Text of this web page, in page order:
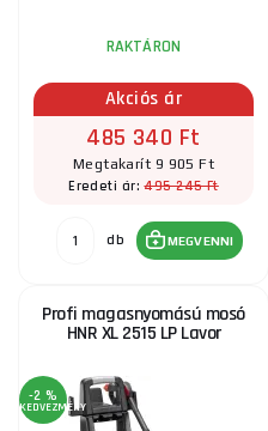
RAKTÁRON
Akciós ár
485 340 Ft
Megtakarít 9 905 Ft
Eredeti ár:495 245 Ft
db MEGVENNI
Profi magasnyomású mosó
HNR XL 2515 LP Lavor
-2 %
KEDVEZMÉNY